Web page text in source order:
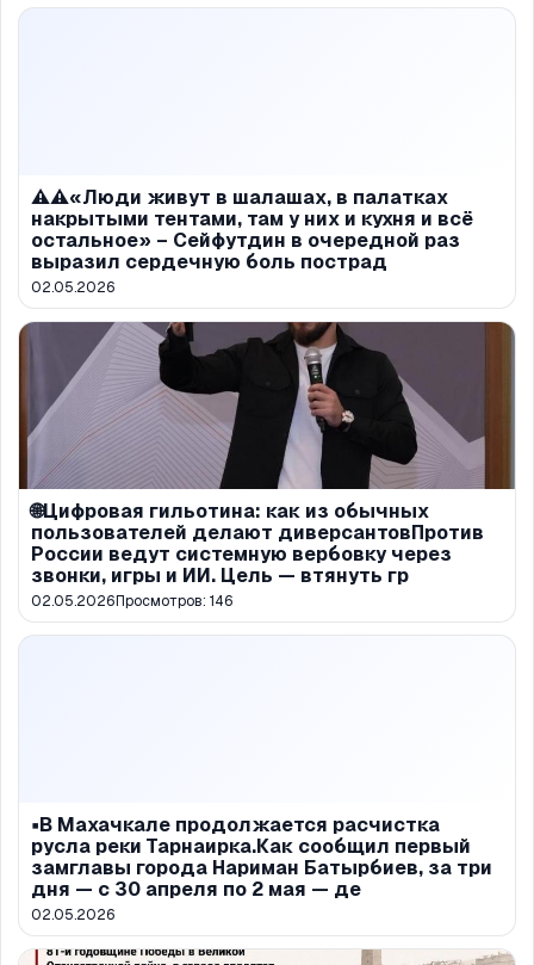
⚠️⚠️«Люди живут в шалашах, в палатках
накрытыми тентами, там у них и кухня и всё
остальное» – Сейфутдин в очередной раз
выразил сердечную боль пострад
02.05.2026
🌐Цифровая гильотина: как из обычных
пользователей делают диверсантовПротив
России ведут системную вербовку через
звонки, игры и ИИ. Цель — втянуть гр
02.05.2026Просмотров: 146
▪️В Махачкале продолжается расчистка
русла реки Тарнаирка.Как сообщил первый
замглавы города Нариман Батырбиев, за три
дня — с 30 апреля по 2 мая — де
02.05.2026